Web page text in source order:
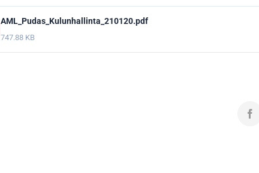
AML_Pudas_Kulunhallinta_210120.pdf
747.88 KB